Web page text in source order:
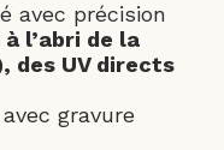
avec précision
l’abri de la
des UV directs
gravure